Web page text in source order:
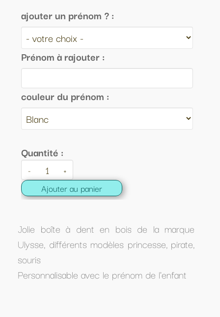
ajouter un prénom ? :
Prénom à rajouter :
couleur du prénom :
Quantité :
- +
Ajouter au panier
Jolie boîte à dent en bois de la marque
Ulysse, différents modèles princesse, pirate,
souris
Personnalisable avec le prénom de l'enfant